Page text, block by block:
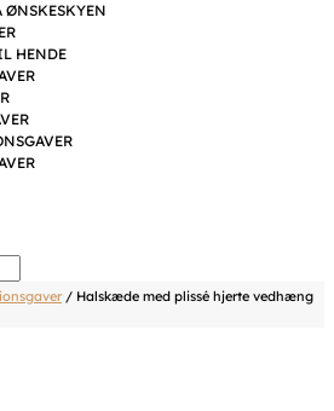
ØNSKESKYEN
HENDE
/ Halskæde med plissé hjerte vedhæng